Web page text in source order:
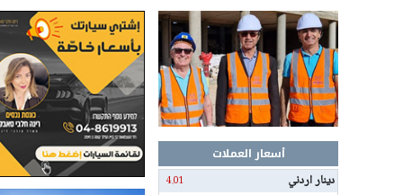
أسعار العملات
دينار اردني
4.01